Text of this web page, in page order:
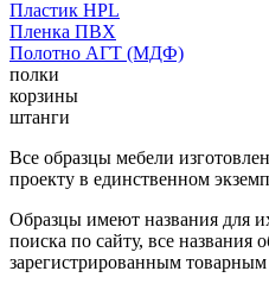
Пластик HPL
Пленка ПВХ
Полотно АГТ (МДФ)
полки
корзины
штанги
Все образцы мебели
проекту в единственном
Образцы имеют названия для
поиска по сайту, все названия
зарегистрированным товарным